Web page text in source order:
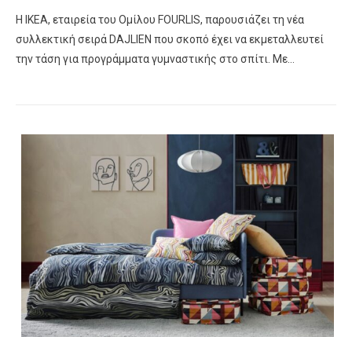
Η ΙΚΕΑ, εταιρεία του Ομίλου FOURLIS, παρουσιάζει τη νέα
συλλεκτική σειρά DAJLIEN που σκοπό έχει να εκμεταλλευτεί
την τάση για προγράμματα γυμναστικής στο σπίτι. Με…